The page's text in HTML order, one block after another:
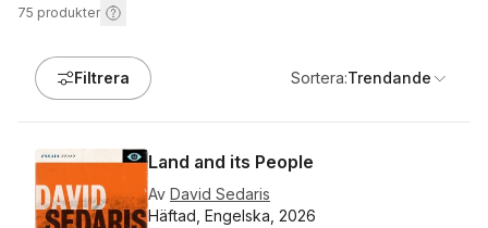
75 produkter
Filtrera Sortera:Trendande
Land and its People
Av David Sedaris
Häftad, Engelska, 2026